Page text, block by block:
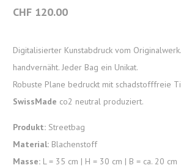
CHF 120.00
Digitalisierter Kunstabdruck vom
handvernäht. Jeder Bag ein Unikat.
Robuste Plane bedruckt mit schadstofffreie
SwissMade co2 neutral produziert.
Produkt: Streetbag
Material: Blachenstoff
Masse: L = 35 cm | H = 30 cm | B = ca. 20 cm